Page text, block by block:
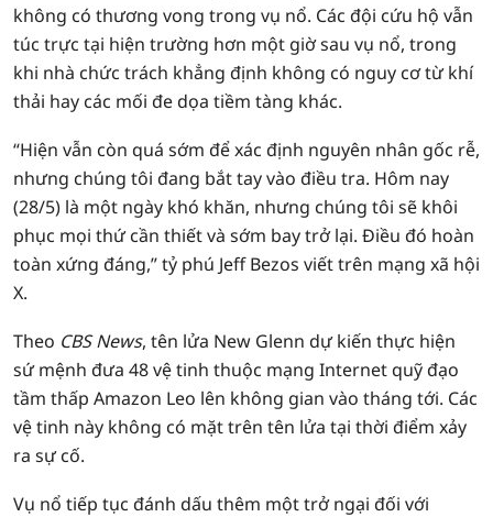
không có thương vong trong vụ nổ. Các đội cứu hộ vẫn
túc trực tại hiện trường hơn một giờ sau vụ nổ, trong
khi nhà chức trách khẳng định không có nguy cơ từ khí
thải hay các mối đe dọa tiềm tàng khác.
“Hiện vẫn còn quá sớm để xác định nguyên nhân gốc rễ,
nhưng chúng tôi đang bắt tay vào điều tra. Hôm nay
(28/5) là một ngày khó khăn, nhưng chúng tôi sẽ khôi
phục mọi thứ cần thiết và sớm bay trở lại. Điều đó hoàn
toàn xứng đáng,” tỷ phú Jeff Bezos viết trên mạng xã hội
X.
Theo CBS News, tên lửa New Glenn dự kiến thực hiện
sứ mệnh đưa 48 vệ tinh thuộc mạng Internet quỹ đạo
tầm thấp Amazon Leo lên không gian vào tháng tới. Các
vệ tinh này không có mặt trên tên lửa tại thời điểm xảy
ra sự cố.
Vụ nổ tiếp tục đánh dấu thêm một trở ngại đối với